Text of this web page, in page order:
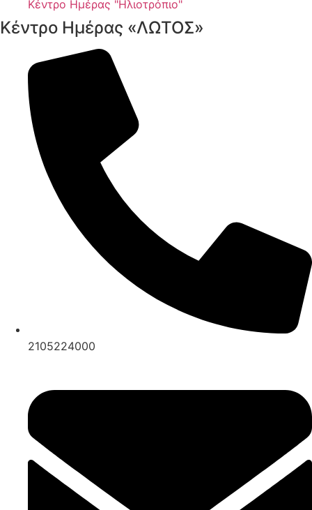
Κέντρο Ημέρας "Ηλιοτρόπιο"
Κέντρο Ημέρας «ΛΩΤΟΣ»
2105224000